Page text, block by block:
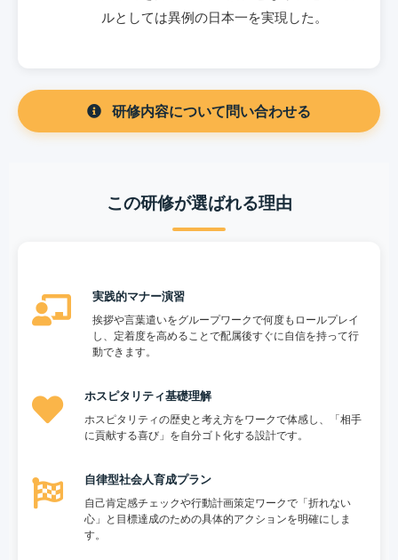
ルとしては異例の日本一を実現した。
研修内容について問い合わせる
この研修が選ばれる理由
実践的マナー演習
挨拶や言葉遣いをグループワークで何度もロールプレイ
し、定着度を高めることで配属後すぐに自信を持って行
動できます。
ホスピタリティ基礎理解
ホスピタリティの歴史と考え方をワークで体感し、「相手
に貢献する喜び」を自分ゴト化する設計です。
自律型社会人育成プラン
自己肯定感チェックや行動計画策定ワークで「折れない
心」と目標達成のための具体的アクションを明確にしま
す。